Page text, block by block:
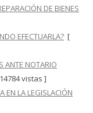
DE BIENES
EFECTUARLA? [
ANTE NOTARIO
vistas ]
EN LA LEGISLACIÓN